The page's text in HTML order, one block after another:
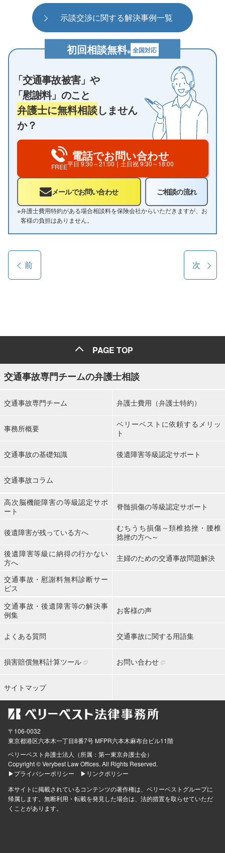
示談交渉に関する解決事例一覧
初回相談無料※ 全国対応
「交通事故被害」や
「慰謝料」のこと
弁護士に無料相談しません
か？
FREE
電話でお問い合わせ
平日9:30～21:00｜土日祝9:30～18:00
メールでお問い合わせ ご相談の流れ
※弁護士費用特約がある場合相談料を保険会社からいただきますが、お
客様の負担はありません。
前 次
PAGE TOP
交通事故専門チームの弁護士相談
交通事故専門チーム 弁護士費用（弁護士特約）
事務所概要
ベリーベストに依頼するメリッ
ト
交通事故の基礎知識 後遺障害等級認定サポート
交通事故コラム
高次脳機能障害の等級認定サポ
ート
脊髄損傷の等級認定サポート
後遺障害が残っている方へ
むちうち損傷～頚椎捻挫・腰椎
捻挫の方へ～
後遺障害等級に納得の行かない
方へ
主婦のための交通事故問題解決
交通事故・慰謝料無料診断サー
ビス
交通事故・後遺障害等の解決事
例集
お客様の声
よくある質問 交通事故に関する用語集
損害賠償無料計算ツール お問い合わせ
サイトマップ
〒106-0032
東京都港区六本木一丁目8番7号 MFPR六本木麻布台ビル11階
ベリーベスト弁護士法人（所属：第一東京弁護士会）
Copyright © Verybest Law Offices. All Rights Reserved.
▶プライバシーポリシー
▶リンクポリシー
本サイトに掲載されているコンテンツの著作権は、ベリーベストグループに
帰属します。無断利用・転載を発見した場合は、法的措置を取らせていただ
くことがあります。